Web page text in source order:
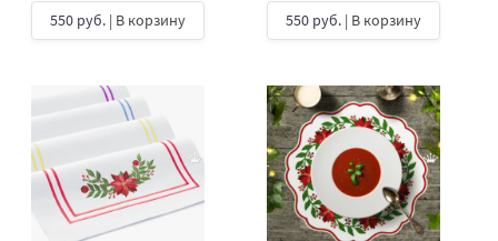
550 руб. | В корзину
550 руб. | В корзину